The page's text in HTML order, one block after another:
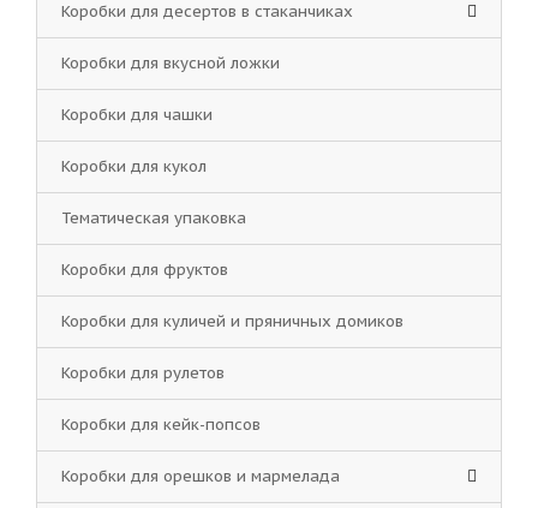
Коробки для десертов в стаканчиках
Коробки для вкусной ложки
Коробки для чашки
Коробки для кукол
Тематическая упаковка
Коробки для фруктов
Коробки для куличей и пряничных домиков
Коробки для рулетов
Коробки для кейк-попсов
Коробки для орешков и мармелада